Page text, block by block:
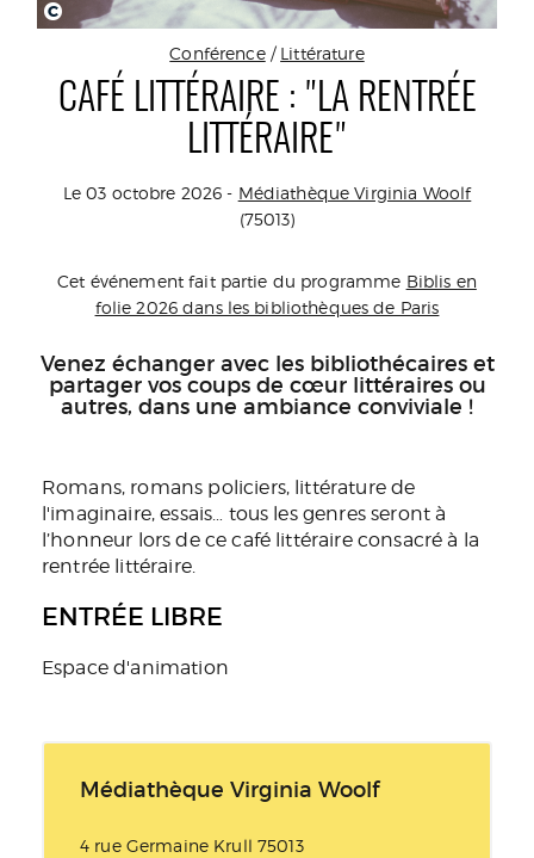
C
Conférence/ Littérature
CAFÉ LITTÉRAIRE : "LA RENTRÉE
LITTÉRAIRE"
Le 03 octobre 2026 - Médiathèque Virginia Woolf
(75013)
Cet événement fait partie du programme Biblis en
folie 2026 dans les bibliothèques de Paris
Venez échanger avec les bibliothécaires et
partager vos coups de cœur littéraires ou
autres, dans une ambiance conviviale !
Romans, romans policiers, littérature de
l'imaginaire, essais… tous les genres seront à
l’honneur lors de ce café littéraire consacré à la
rentrée littéraire.
ENTRÉE LIBRE
Espace d'animation
Médiathèque Virginia Woolf
4 rue Germaine Krull 75013